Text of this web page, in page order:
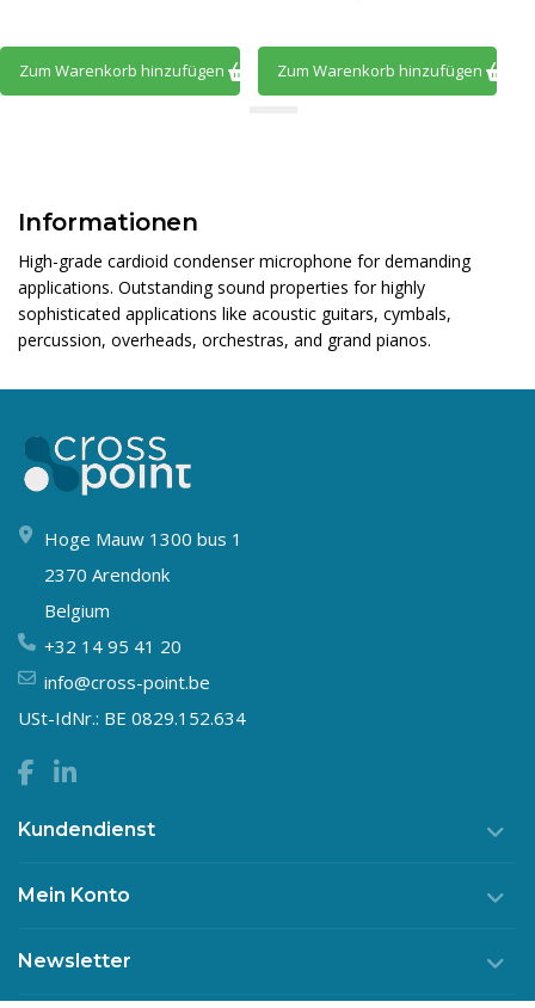
Zum Warenkorb hinzufügen Zum Warenkorb hinzufügen
Informationen
High-grade cardioid condenser microphone for demanding
applications. Outstanding sound properties for highly
sophisticated applications like acoustic guitars, cymbals,
percussion, overheads, orchestras, and grand pianos.
Hoge Mauw 1300 bus 1
2370 Arendonk
Belgium
+32 14 95 41 20
info@cross-point.be
USt-IdNr.: BE 0829.152.634
Kundendienst
Mein Konto
Newsletter